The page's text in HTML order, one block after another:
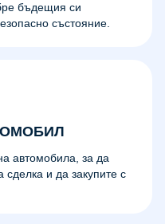
бъдещия си
състояние.
автомобила, за да
и да закупите с